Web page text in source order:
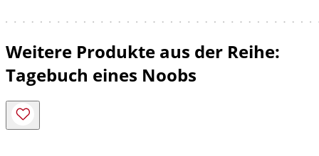
Weitere Produkte aus der Reihe:
Tagebuch eines Noobs